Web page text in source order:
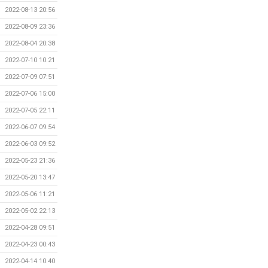
2022-08-13 20:56
2022-08-09 23:36
2022-08-04 20:38
2022-07-10 10:21
2022-07-09 07:51
2022-07-06 15:00
2022-07-05 22:11
2022-06-07 09:54
2022-06-03 09:52
2022-05-23 21:36
2022-05-20 13:47
2022-05-06 11:21
2022-05-02 22:13
2022-04-28 09:51
2022-04-23 00:43
2022-04-14 10:40